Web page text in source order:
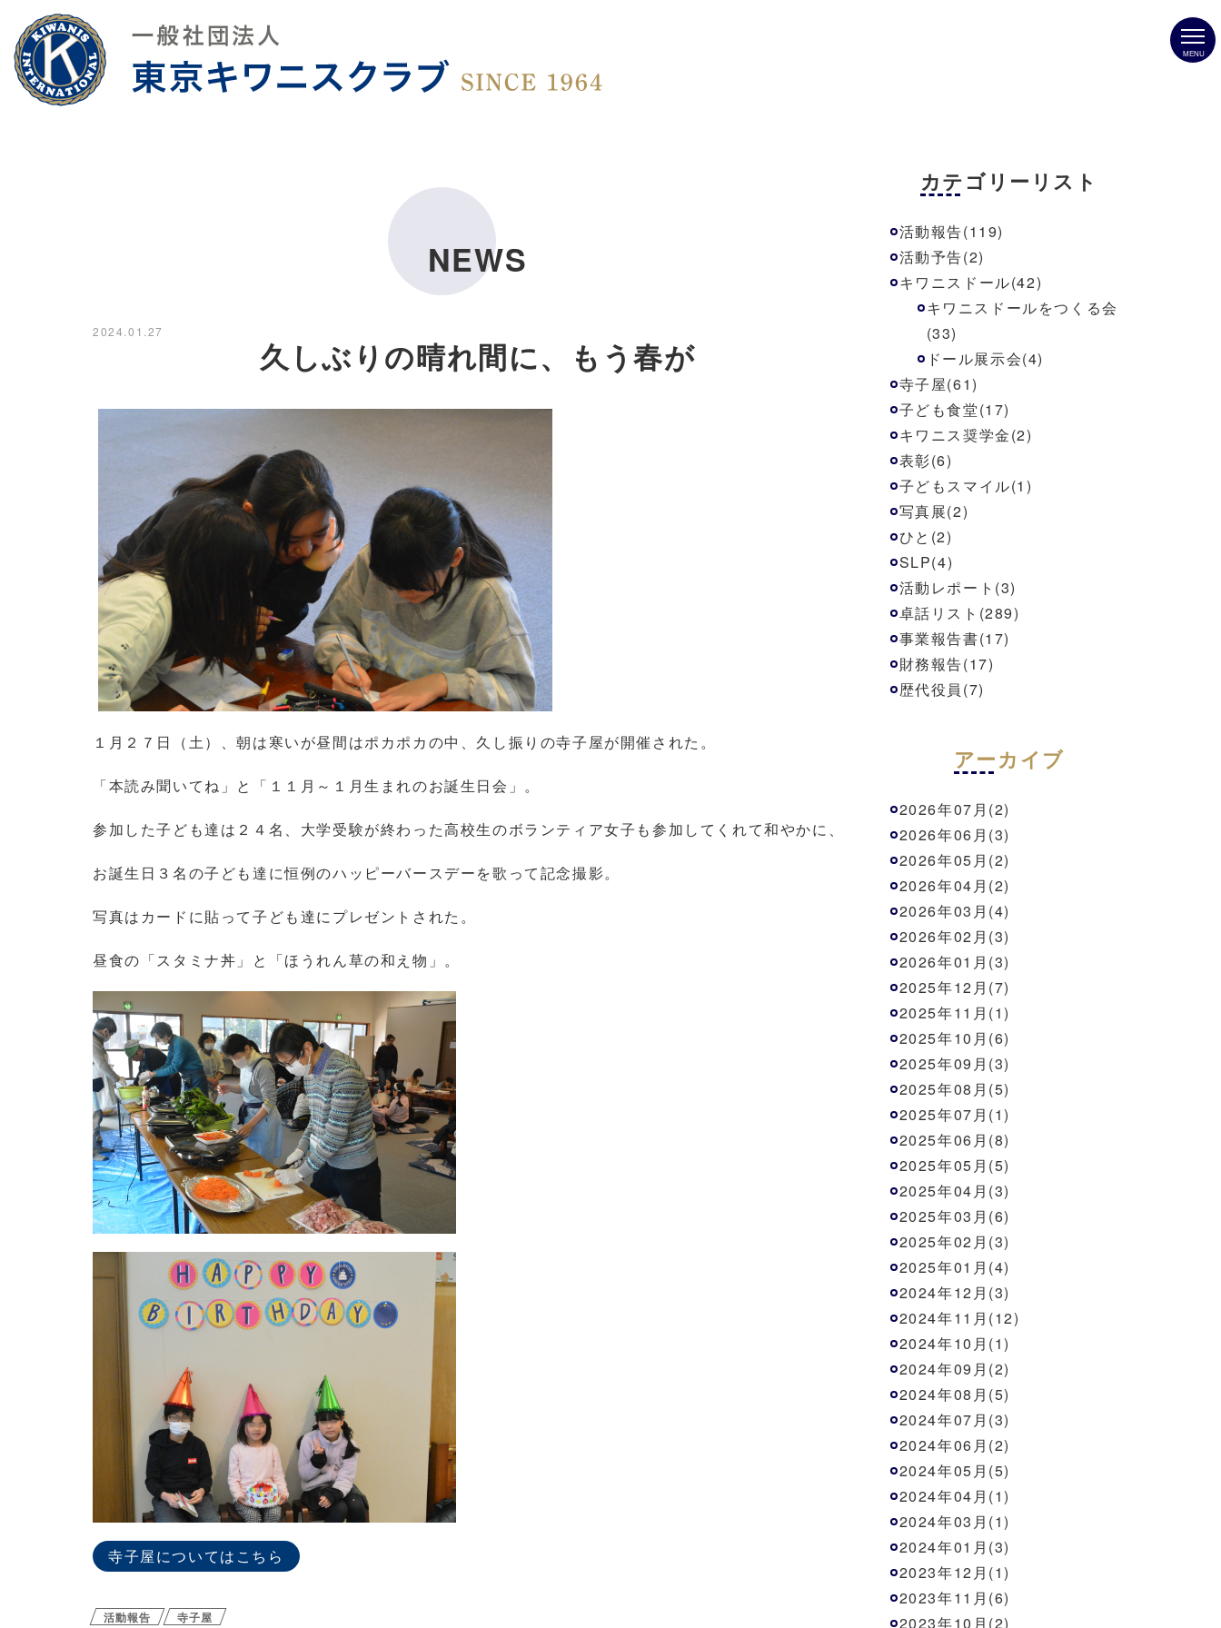
MENU
NEWS
2024.01.27
久しぶりの晴れ間に、もう春が
１月２７日（土）、朝は寒いが昼間はポカポカの中、久し振りの寺子屋が開催された。
「本読み聞いてね」と「１１月～１月生まれのお誕生日会」。
参加した子ども達は２４名、大学受験が終わった高校生のボランティア女子も参加してくれて和やかに、
お誕生日３名の子ども達に恒例のハッピーバースデーを歌って記念撮影。
写真はカードに貼って子ども達にプレゼントされた。
昼食の「スタミナ丼」と「ほうれん草の和え物」。
寺子屋についてはこちら
活動報告 寺子屋
カテゴリーリスト
活動報告(119)
活動予告(2)
キワニスドール(42)
キワニスドールをつくる会
(33)
ドール展示会(4)
寺子屋(61)
子ども食堂(17)
キワニス奨学金(2)
表彰(6)
子どもスマイル(1)
写真展(2)
ひと(2)
SLP(4)
活動レポート(3)
卓話リスト(289)
事業報告書(17)
財務報告(17)
歴代役員(7)
アーカイブ
2026年07月(2)
2026年06月(3)
2026年05月(2)
2026年04月(2)
2026年03月(4)
2026年02月(3)
2026年01月(3)
2025年12月(7)
2025年11月(1)
2025年10月(6)
2025年09月(3)
2025年08月(5)
2025年07月(1)
2025年06月(8)
2025年05月(5)
2025年04月(3)
2025年03月(6)
2025年02月(3)
2025年01月(4)
2024年12月(3)
2024年11月(12)
2024年10月(1)
2024年09月(2)
2024年08月(5)
2024年07月(3)
2024年06月(2)
2024年05月(5)
2024年04月(1)
2024年03月(1)
2024年01月(3)
2023年12月(1)
2023年11月(6)
2023年10月(2)